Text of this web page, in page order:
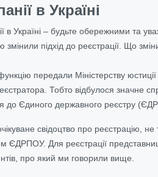
в Україні
в Україні – будьте обережними та
змінили підхід до реєстрації. Що
передали Міністерству юстиції
Тобто відбулося значне
до Єдиного державного реєстру
свідоцтво про реєстрацію, не
ЄДРПОУ. Для реєстрації
про який ми говорили вище.